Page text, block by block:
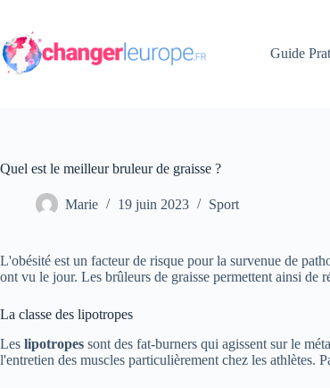
contenu
Guide
Quel est le meilleur bruleur de graisse ?
Marie 19 juin 2023 Sport
L'obésité est un facteur de risque pour la survenue de
ont vu le jour. Les brûleurs de graisse permettent ainsi
La classe des lipotropes
Les lipotropes sont des fat-burners qui agissent sur le
l'entretien des muscles particulièrement chez les athlètes.